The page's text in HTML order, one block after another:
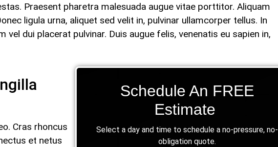
Praesent pharetra malesuada augue vitae porttitor. Aliquam
ligula urna, aliquet sed velit in, pulvinar ullamcorper tellus. In
dui placerat pulvinar. Duis augue felis, venenatis eu sapien in,
Cras rhoncus
et netus
Schedule An FREE
Estimate
Select a day and time to schedule a no-pressure, no-
obligation quote.